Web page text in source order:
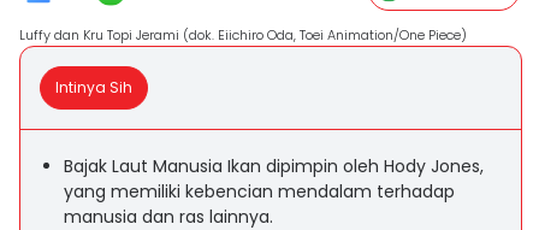
Luffy dan Kru Topi Jerami (dok. Eiichiro Oda, Toei Animation/One Piece)
Intinya Sih
Bajak Laut Manusia Ikan dipimpin oleh Hody Jones,
yang memiliki kebencian mendalam terhadap
manusia dan ras lainnya.